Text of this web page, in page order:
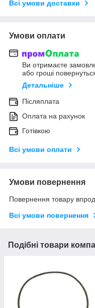
Всі умови доставки
Умови оплати
Ви отримаєте
або гроші
Детальніше
Післяплата
Оплата на рахунок
Готівкою
Всі умови оплати
Умови повернення
Повернення товару
Всі умови повернення
Подібні товари